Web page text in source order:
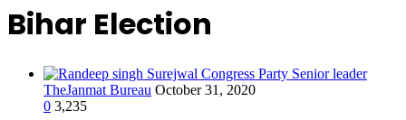
Bihar Election
TheJanmat Bureau October 31, 2020
0 3,235